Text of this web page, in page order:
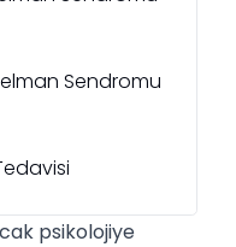
Sendromu
psikolojiye